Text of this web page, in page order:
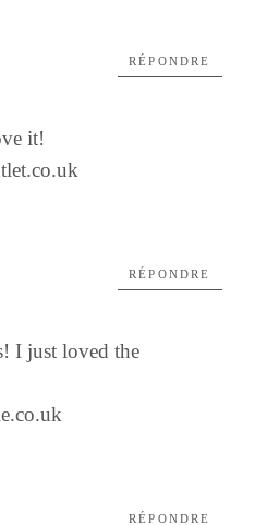
it!
RÉPONDRE
I just loved the
RÉPONDRE
RÉPONDRE